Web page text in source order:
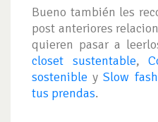
Bueno también les
post anteriores
quieren pasar a
closet sustentable,
sostenible ySlow
tus prendas.